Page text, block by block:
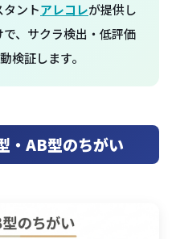
ントアレコレが提供し
、サクラ検出・低評価
検証します。
・AB型のちがい